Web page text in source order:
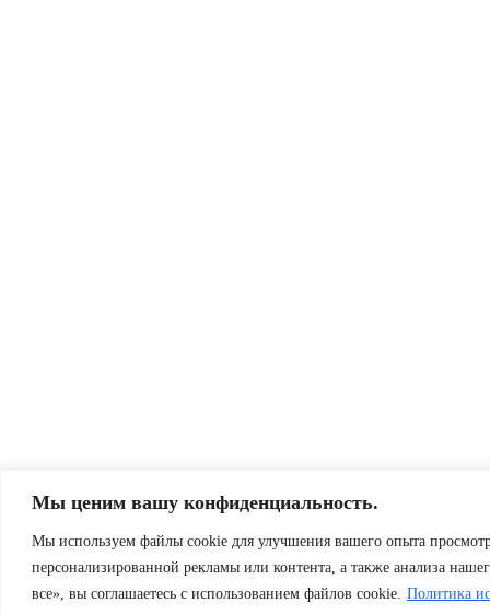
Мы ценим вашу конфиденциальность.
Мы используем файлы cookie для улучшения вашего опыта
персонализированной рекламы или контента, а также анализа
все», вы соглашаетесь с использованием файлов cookie. Политика